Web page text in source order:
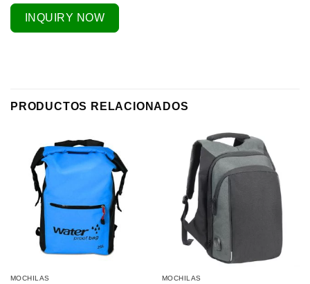
INQUIRY NOW
PRODUCTOS RELACIONADOS
MOCHILAS MOCHILAS